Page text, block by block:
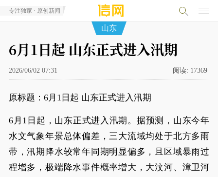
专注独家 · 原创新闻
山东
6月1日起 山东正式进入汛期
2026/06/02 07:31 阅读: 17369
原标题：6月1日起 山东正式进入汛期
6月1日起，山东正式进入汛期。据预测，山东今年
水文气象年景总体偏差，三大流域均处于北方多雨
带，汛期降水较常年同期明显偏多，且区域暴雨过
程增多，极端降水事件概率增大，大汶河、漳卫河